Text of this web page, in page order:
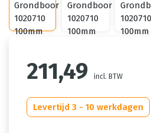
211,49 incl. BTW
Levertijd 3 - 10 werkdagen